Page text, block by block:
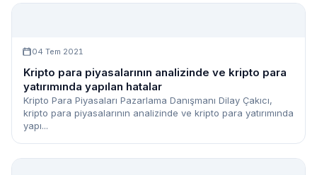
04 Tem 2021
Kripto para piyasalarının analizinde ve kripto para
yatırımında yapılan hatalar
Kripto Para Piyasaları Pazarlama Danışmanı Dilay Çakıcı,
kripto para piyasalarının analizinde ve kripto para yatırımında
yapı...